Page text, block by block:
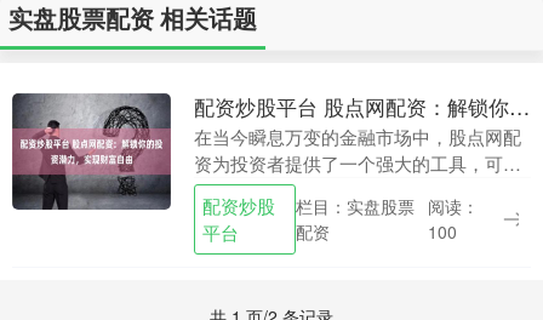
实盘股票配资 相关话题
配资炒股平台 股点网配资：解锁你的投资潜力，实现财富自由
在当今瞬息万变的金融市场中，股点网配
资为投资者提供了一个强大的工具，可以
放大他们的投资潜力并加速财富积累。
**2. 资金安全：**确保平台采用严格的资
金管理措....
配资炒股
平台
栏目：实盘股票
配资
阅读：
100